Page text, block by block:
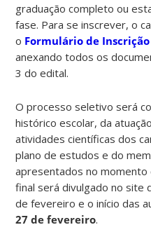
graduação completo ou
fase. Para se inscrever, o
o Formulário de
anexando todos os
3 do edital.
O processo seletivo será
histórico escolar, da
atividades científicas dos
plano de estudos e do
apresentados no momento
final será divulgado no site
de fevereiro e o início das
27 de fevereiro.